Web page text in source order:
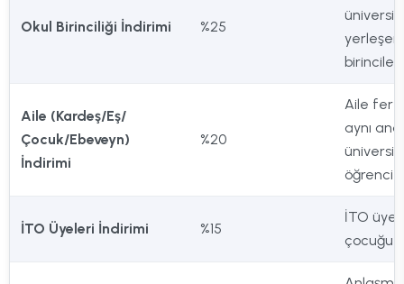
Okul Birinciliği İndirimi %25
yerleşen
birincileri.
Aile (Kardeş/Eş/
Çocuk/Ebeveyn)
İndirimi
%20
Aile
aynı
öğrenci
İTO Üyeleri İndirimi %15
İTO
çocuğu